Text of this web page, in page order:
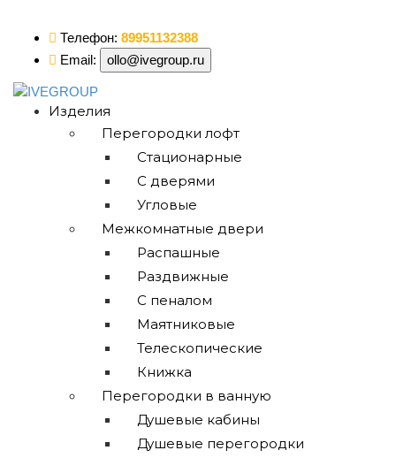
Телефон: 89951132388
Email:
ollo@ivegroup.ru
Изделия
Перегородки лофт
Стационарные
С дверями
Угловые
Межкомнатные двери
Распашные
Раздвижные
С пеналом
Маятниковые
Телескопические
Книжка
Перегородки в ванную
Душевые кабины
Душевые перегородки